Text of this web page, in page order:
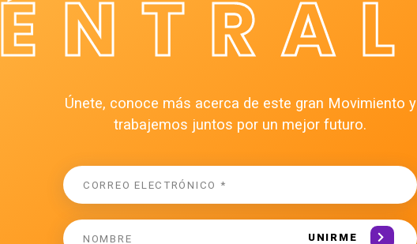
Únete, conoce más acerca de este gran Movimiento y
trabajemos juntos por un mejor futuro.
UNIRME